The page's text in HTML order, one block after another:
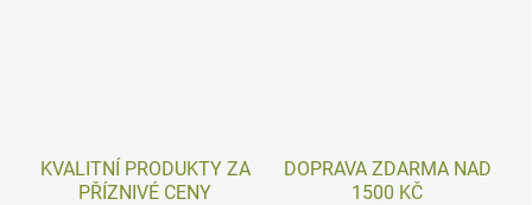
KVALITNÍ PRODUKTY ZA
PŘÍZNIVÉ CENY
DOPRAVA ZDARMA NAD
1500 KČ